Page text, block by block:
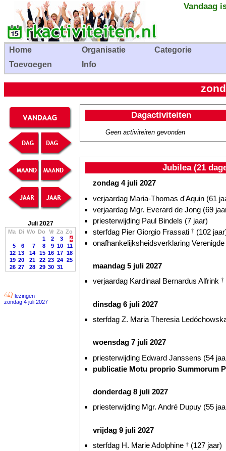
Vandaag
Home Organisatie
Categorie
Toevoegen
Info
Juli 2027
Ma Di Wo Do Vr Za Zo
1
2 3
4
5
6 7 8 9 10
11
12 13 14 15 16 17 18
19 20 21 22 23 24 25
26 27 28 29 30 31
lezingen
zondag 4 juli 2027
Dagactiviteiten
Geen activiteiten gevonden
Jubilea (21
zondag 4 juli 2027
verjaardag Maria-Thomas d'Aquin (61
verjaardag Mgr. Everard de Jong (69
priesterwijding Paul Bindels (7 jaar)
sterfdag Pier Giorgio Frassati † (102
onafhankelijksheidsverklaring
maandag 5 juli 2027
verjaardag Kardinaal Bernardus Alfrink †
dinsdag 6 juli 2027
sterfdag Z. Maria Theresia
woensdag 7 juli 2027
priesterwijding Edward Janssens (54
publicatie Motu proprio Summorum
donderdag 8 juli 2027
priesterwijding Mgr. André Dupuy (55
vrijdag 9 juli 2027
sterfdag H. Marie Adolphine † (127 jaar)